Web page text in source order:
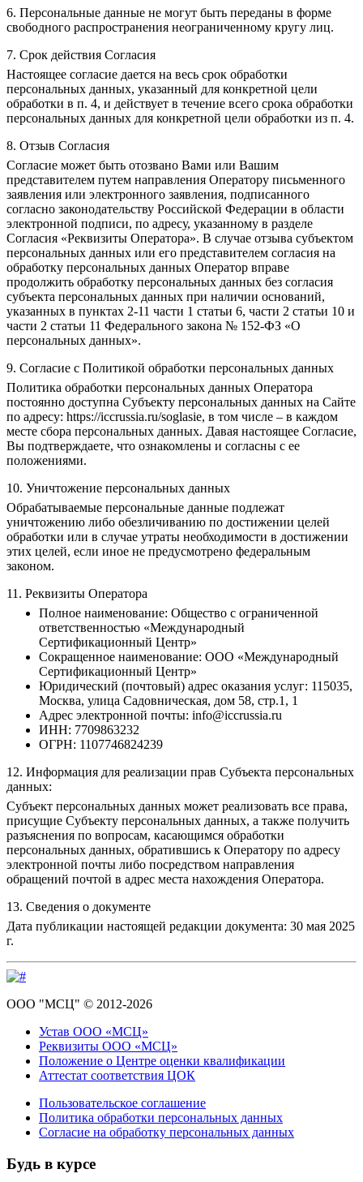
6. Персональные данные не могут быть переданы в форме
свободного распространения неограниченному кругу лиц.
7. Срок действия Согласия
Настоящее согласие дается на весь срок обработки
персональных данных, указанный для конкретной цели
обработки в п. 4, и действует в течение всего срока обработки
персональных данных для конкретной цели обработки из п. 4.
8. Отзыв Согласия
Согласие может быть отозвано Вами или Вашим
представителем путем направления Оператору письменного
заявления или электронного заявления, подписанного
согласно законодательству Российской Федерации в области
электронной подписи, по адресу, указанному в разделе
Согласия «Реквизиты Оператора». В случае отзыва субъектом
персональных данных или его представителем согласия на
обработку персональных данных Оператор вправе
продолжить обработку персональных данных без согласия
субъекта персональных данных при наличии оснований,
указанных в пунктах 2-11 части 1 статьи 6, части 2 статьи 10 и
части 2 статьи 11 Федерального закона № 152-ФЗ «О
персональных данных».
9. Согласие с Политикой обработки персональных данных
Политика обработки персональных данных Оператора
постоянно доступна Субъекту персональных данных на Сайте
по адресу: https://iccrussia.ru/soglasie, в том числе – в каждом
месте сбора персональных данных. Давая настоящее Согласие,
Вы подтверждаете, что ознакомлены и согласны с ее
положениями.
10. Уничтожение персональных данных
Обрабатываемые персональные данные подлежат
уничтожению либо обезличиванию по достижении целей
обработки или в случае утраты необходимости в достижении
этих целей, если иное не предусмотрено федеральным
законом.
11. Реквизиты Оператора
Полное наименование: Общество с ограниченной
ответственностью «Международный
Сертификационный Центр»
Сокращенное наименование: ООО «Международный
Сертификационный Центр»
Юридический (почтовый) адрес оказания услуг: 115035,
Москва, улица Садовническая, дом 58, стр.1, 1
Адрес электронной почты: info@iccrussia.ru
ИНН: 7709863232
ОГРН: 1107746824239
12. Информация для реализации прав Субъекта персональных
данных:
Субъект персональных данных может реализовать все права,
присущие Субъекту персональных данных, а также получить
разъяснения по вопросам, касающимся обработки
персональных данных, обратившись к Оператору по адресу
электронной почты либо посредством направления
обращений почтой в адрес места нахождения Оператора.
13. Сведения о документе
Дата публикации настоящей редакции документа: 30 мая 2025
г.
ООО "МСЦ" © 2012-2026
Устав ООО «МСЦ»
Реквизиты ООО «МСЦ»
Положение о Центре оценки квалификации
Аттестат соответствия ЦОК
Пользовательское соглашение
Политика обработки персональных данных
Согласие на обработку персональных данных
Будь в курсе